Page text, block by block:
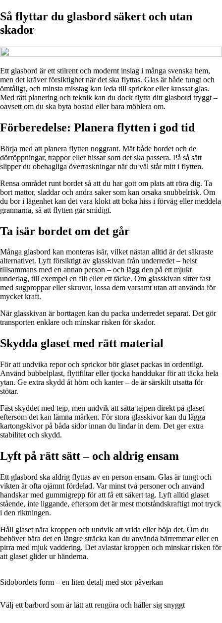
Så flyttar du glasbord säkert och utan
skador
Ett glasbord är ett stilrent och modernt inslag i många svenska hem,
men det kräver försiktighet när det ska flyttas. Glas är både tungt och
ömtåligt, och minsta misstag kan leda till sprickor eller krossat glas.
Med rätt planering och teknik kan du dock flytta ditt glasbord tryggt –
oavsett om du ska byta bostad eller bara möblera om.
Förberedelse: Planera flytten i god tid
Börja med att planera flytten noggrant. Mät både bordet och de
dörröppningar, trappor eller hissar som det ska passera. På så sätt
slipper du obehagliga överraskningar när du väl står mitt i flytten.
Rensa området runt bordet så att du har gott om plats att röra dig. Ta
bort mattor, sladdar och andra saker som kan orsaka snubbelrisk. Om
du bor i lägenhet kan det vara klokt att boka hiss i förväg eller meddela
grannarna, så att flytten går smidigt.
Ta isär bordet om det går
Många glasbord kan monteras isär, vilket nästan alltid är det säkraste
alternativet. Lyft försiktigt av glasskivan från underredet – helst
tillsammans med en annan person – och lägg den på ett mjukt
underlag, till exempel en filt eller ett täcke. Om glasskivan sitter fast
med sugproppar eller skruvar, lossa dem varsamt utan att använda för
mycket kraft.
När glasskivan är borttagen kan du packa underredet separat. Det gör
transporten enklare och minskar risken för skador.
Skydda glaset med rätt material
För att undvika repor och sprickor bör glaset packas in ordentligt.
Använd bubbelplast, flyttfiltar eller tjocka handdukar för att täcka hela
ytan. Ge extra skydd åt hörn och kanter – de är särskilt utsatta för
stötar.
Fäst skyddet med tejp, men undvik att sätta tejpen direkt på glaset
eftersom det kan lämna märken. För stora glasskivor kan du lägga
kartongskivor på båda sidor innan du lindar in dem. Det ger extra
stabilitet och skydd.
Lyft på rätt sätt – och aldrig ensam
Ett glasbord ska aldrig flyttas av en person ensam. Glas är tungt och
vikten är ofta ojämnt fördelad. Var minst två personer och använd
handskar med gummigrepp för att få ett säkert tag. Lyft alltid glaset
stående, inte liggande, eftersom det är mest motståndskraftigt mot tryck
i den riktningen.
Håll glaset nära kroppen och undvik att vrida eller böja det. Om du
behöver bära det en längre sträcka kan du använda bärremmar eller en
pirra med mjuk vaddering. Det avlastar kroppen och minskar risken för
att glaset glider ur händerna.
Sidobordets form – en liten detalj med stor påverkan
Välj ett barbord som är lätt att rengöra och håller sig snyggt